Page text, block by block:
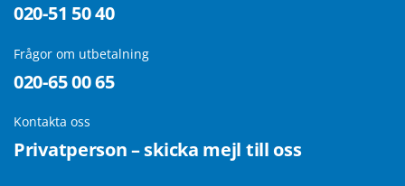
020-51 50 40
Frågor om utbetalning
020-65 00 65
Kontakta oss
Privatperson – skicka mejl till oss